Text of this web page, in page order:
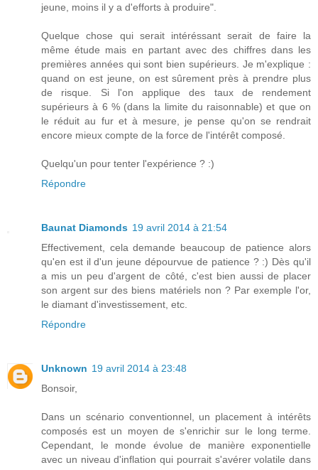
jeune, moins il y a d'efforts à produire".
Quelque chose qui serait intéréssant serait de faire la
même étude mais en partant avec des chiffres dans les
premières années qui sont bien supérieurs. Je m'explique :
quand on est jeune, on est sûrement près à prendre plus
de risque. Si l'on applique des taux de rendement
supérieurs à 6 % (dans la limite du raisonnable) et que on
le réduit au fur et à mesure, je pense qu'on se rendrait
encore mieux compte de la force de l'intérêt composé.
Quelqu'un pour tenter l'expérience ? :)
Répondre
Baunat Diamonds 19 avril 2014 à 21:54
Effectivement, cela demande beaucoup de patience alors
qu'en est il d'un jeune dépourvue de patience ? :) Dès qu'il
a mis un peu d'argent de côté, c'est bien aussi de placer
son argent sur des biens matériels non ? Par exemple l'or,
le diamant d'investissement, etc.
Répondre
Unknown 19 avril 2014 à 23:48
Bonsoir,
Dans un scénario conventionnel, un placement à intérêts
composés est un moyen de s'enrichir sur le long terme.
Cependant, le monde évolue de manière exponentielle
avec un niveau d'inflation qui pourrait s'avérer volatile dans